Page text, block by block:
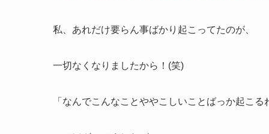
私、あれだけ要らん事ばかり起こってたのが、
一切なくなりましたから！(笑)
「なんでこんなことややこしいことばっか起こる